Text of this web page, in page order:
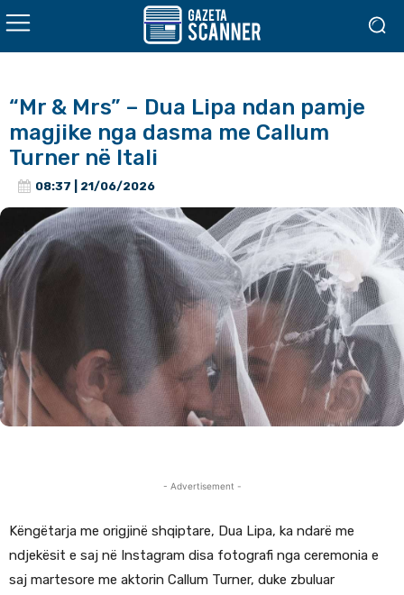
“Mr & Mrs” – Dua Lipa ndan pamje
magjike nga dasma me Callum
Turner në Itali
08:37 | 21/06/2026
- Advertisement -
Këngëtarja me origjinë shqiptare, Dua Lipa, ka ndarë me
ndjekësit e saj në Instagram disa fotografi nga ceremonia e
saj martesore me aktorin Callum Turner, duke zbuluar